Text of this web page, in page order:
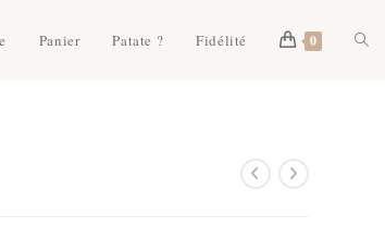
Panier Patate ? Fidélité 0